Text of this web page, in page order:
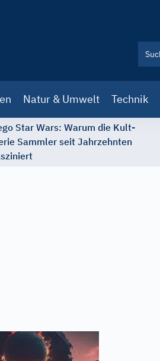
Natur & Umwelt Technik
Star Wars: Warum die Kult-
Sammler seit Jahrzehnten